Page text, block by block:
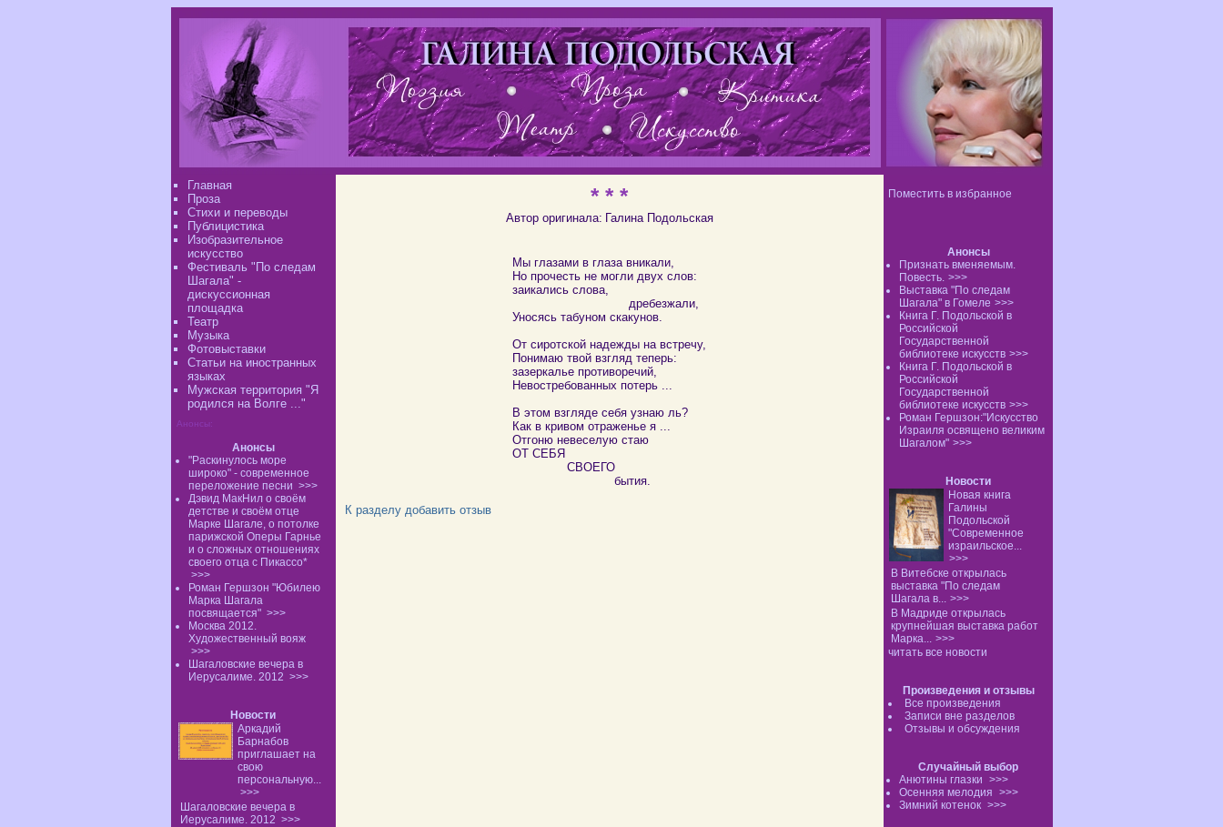
Поместить в избранное
Анонсы
Признать вменяемым.
Повесть. >>>
Выставка "По следам
Шагала" в Гомеле >>>
Книга Г. Подольской в
Российской
Государственной
библиотеке искусств >>>
Книга Г. Подольской в
Российской
Государственной
библиотеке искусств >>>
Роман Гершзон:"Искусство
Израиля освящено великим
Шагалом" >>>
Новости
Новая книга
Галины
Подольской
"Современное
израильское...
>>>
В Витебске открылась
выставка "По следам
Шагала в... >>>
В Мадриде открылась
крупнейшая выставка работ
Марка... >>>
читать все новости
Произведения и отзывы
Все произведения
Записи вне разделов
Отзывы и обсуждения
Случайный выбор
Анютины глазки >>>
Осенняя мелодия >>>
Зимний котенок >>>
Главная
Проза
Стихи и переводы
Публицистика
Изобразительное
искусство
Фестиваль "По следам
Шагала" -
дискуссионная
площадка
Театр
Музыка
Фотовыставки
Статьи на иностранных
языках
Мужская территория "Я
родился на Волге ..."
Анонсы:
Анонсы
"Раскинулось море
широко" - современное
переложение песни >>>
Дэвид МакНил о своём
детстве и своём отце
Марке Шагале, о потолке
парижской Оперы Гарнье
и о сложных отношениях
своего отца с Пикассо*
>>>
Роман Гершзон "Юбилею
Марка Шагала
посвящается" >>>
Москва 2012.
Художественный вояж
>>>
Шагаловские вечера в
Иерусалиме. 2012 >>>
Новости
Аркадий
Барнабов
приглашает на
свою
персональную...
>>>
Шагаловские вечера в
Иерусалиме. 2012 >>>
* * *
Автор оригинала: Галина Подольская
Мы глазами в глаза вникали,
Но прочесть не могли двух слов:
заикались слова,
дребезжали,
Уносясь табуном скакунов.
От сиротской надежды на встречу,
Понимаю твой взгляд теперь:
зазеркалье противоречий,
Невостребованных потерь ...
В этом взгляде себя узнаю ль?
Как в кривом отраженье я ...
Отгоню невеселую стаю
ОТ СЕБЯ
СВОЕГО
бытия.
К разделу добавить отзыв